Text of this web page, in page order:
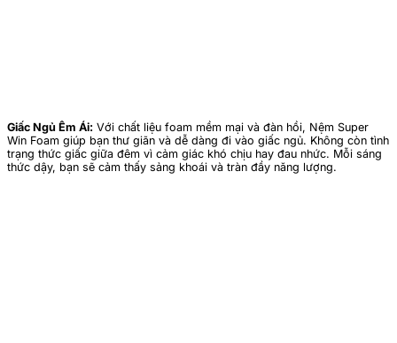
Giấc Ngủ Êm Ái: Với chất liệu foam mềm mại và đàn hồi, Nệm Super
Win Foam giúp bạn thư giãn và dễ dàng đi vào giấc ngủ. Không còn tình
trạng thức giấc giữa đêm vì cảm giác khó chịu hay đau nhức. Mỗi sáng
thức dậy, bạn sẽ cảm thấy sảng khoái và tràn đầy năng lượng.